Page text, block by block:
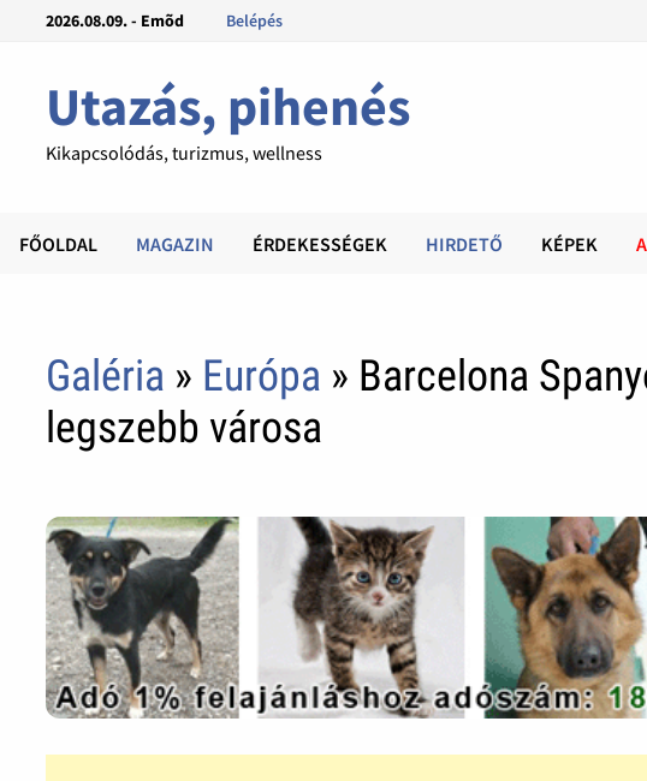
2026.08.09. - Emõd Belépés
Utazás, pihenés
Kikapcsolódás, turizmus, wellness
FŐOLDAL MAGAZIN ÉRDEKESSÉGEK HIRDETŐ KÉPEK
Galéria » Európa » Barcelona
legszebb városa